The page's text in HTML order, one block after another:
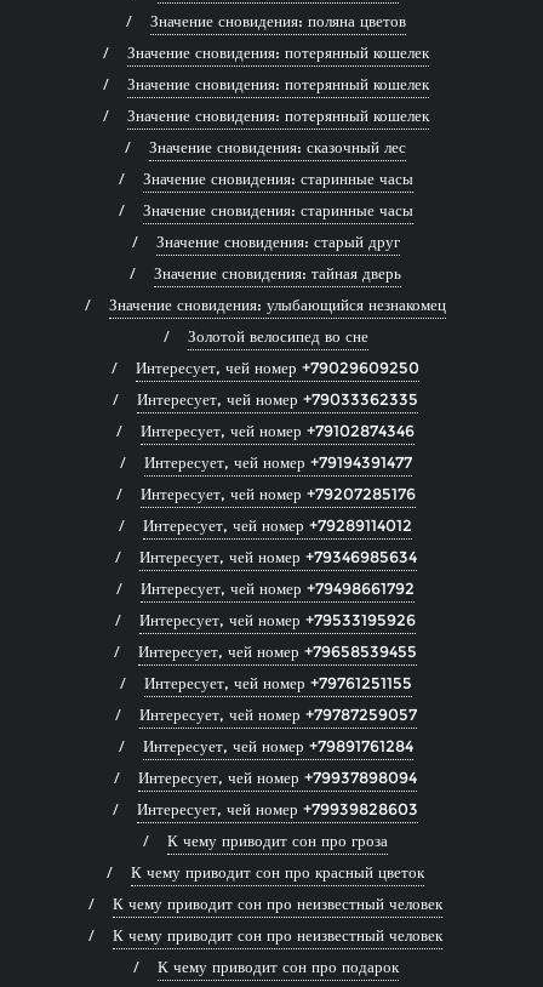
Значение сновидения: поляна цветов
Значение сновидения: потерянный кошелек
Значение сновидения: потерянный кошелек
Значение сновидения: потерянный кошелек
Значение сновидения: сказочный лес
Значение сновидения: старинные часы
Значение сновидения: старинные часы
Значение сновидения: старый друг
Значение сновидения: тайная дверь
Значение сновидения: улыбающийся незнакомец
Золотой велосипед во сне
Интересует, чей номер +79029609250
Интересует, чей номер +79033362335
Интересует, чей номер +79102874346
Интересует, чей номер +79194391477
Интересует, чей номер +79207285176
Интересует, чей номер +79289114012
Интересует, чей номер +79346985634
Интересует, чей номер +79498661792
Интересует, чей номер +79533195926
Интересует, чей номер +79658539455
Интересует, чей номер +79761251155
Интересует, чей номер +79787259057
Интересует, чей номер +79891761284
Интересует, чей номер +79937898094
Интересует, чей номер +79939828603
К чему приводит сон про гроза
К чему приводит сон про красный цветок
К чему приводит сон про неизвестный человек
К чему приводит сон про неизвестный человек
К чему приводит сон про подарок